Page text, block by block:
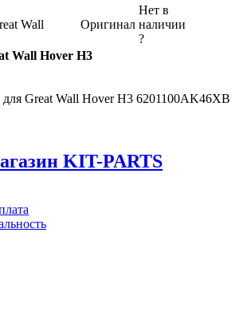
Wall Оригинал
Нет в
наличии
?
Wall Hover H3
для Great Wall Hover H3 6201100AK46XB
KIT-PARTS